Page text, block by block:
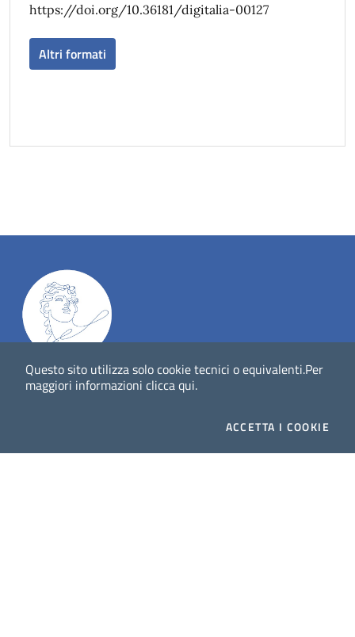
Questo sito utilizza solo cookie tecnici o equivalenti.Per
maggiori informazioni clicca qui.
ACCETTA I COOKIE
https://doi.org/10.36181/digitalia-00127
Altri formati
DigItalia -rivista del digitale nei beni culturali
Direttore responsabile: Giuliano Genetasio